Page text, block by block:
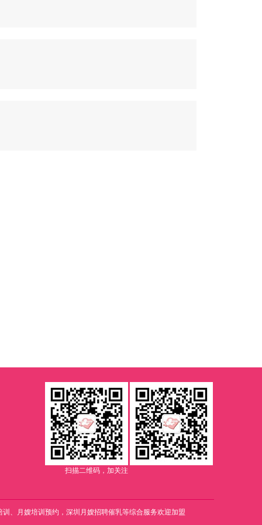
扫描二维码，加关注
、 月嫂培训预约，深圳月嫂招聘催乳等综合服务欢迎加盟